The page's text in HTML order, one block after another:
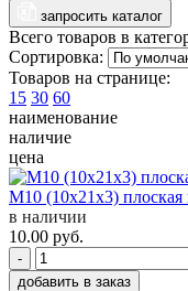
запросить каталог
Всего товаров в
Сортировка:
Товаров на странице:
15 30 60
наименование
наличие
цена
M10 (10x21x3)
в наличии
10.00 руб.
-
добавить в заказ